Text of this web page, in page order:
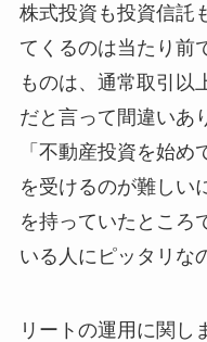
株式投資も投資信託
てくるのは当たり前
ものは、通常取引以
だと言って間違いあ
「不動産投資を始
を受けるのが難しい
を持っていたところ
いる人にピッタリな
リートの運用に関し